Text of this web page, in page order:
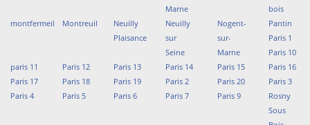
Marne
bois
montfermeil
Montreuil
Neuilly
Plaisance
Neuilly
sur
Seine
Nogent-
sur-
Marne
Pantin
Paris 1
Paris 10
paris 11
Paris 12 Paris 13 Paris 14 Paris 15
Paris 16
Paris 17
Paris 18 Paris 19 Paris 2 Paris 20
Paris 3
Paris 4
Paris 5 Paris 6 Paris 7 Paris 9
Rosny
Sous